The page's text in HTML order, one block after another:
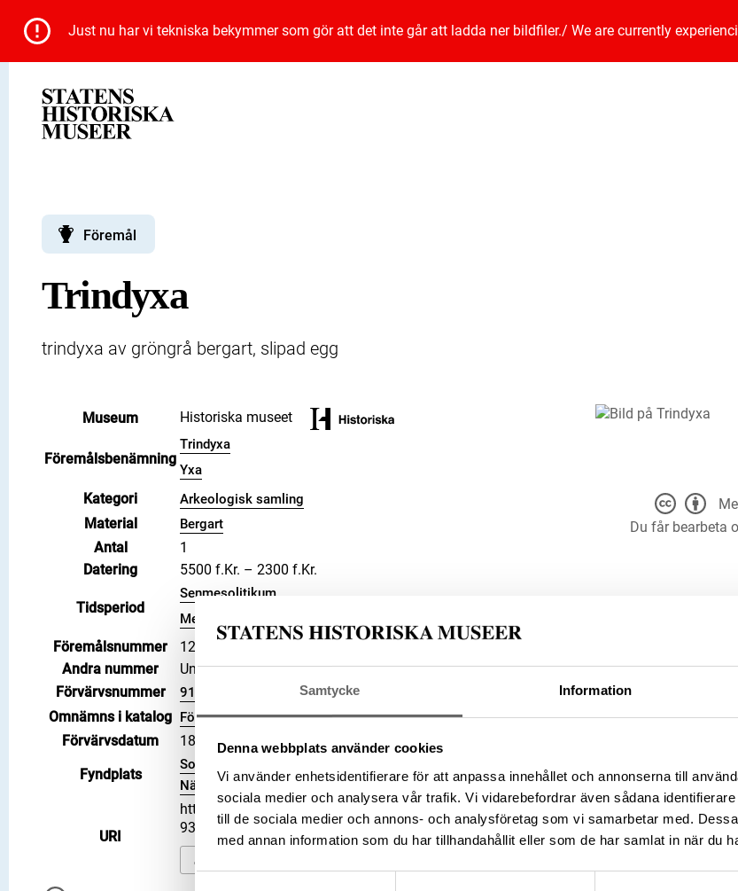
Samtycke Information
Denna webbplats använder cookies
Vi använder enhetsidentifierare för att anpassa innehållet och annonserna till
sociala medier och analysera vår trafik. Vi vidarebefordrar även sådana
till de sociala medier och annons- och analysföretag som vi samarbetar med.
med annan information som du har tillhandahållit eller som de har samlat in när du
Just nu har vi tekniska bekymmer som gör att det inte går att ladda ner bildfiler./ We are currently
Föremål
Trindyxa
trindyxa av gröngrå bergart, slipad egg
Museum Historiska museet
Föremålsbenämning
Trindyxa
Yxa
Kategori Arkeologisk samling
Material Bergart
Antal
1
Datering
5500 f.Kr. – 2300 f.Kr.
Tidsperiod
Senmesolitikum
Mellanneolitikum
Föremålsnummer
1227501_HST
Andra nummer
Undernummer: 762
Förvärvsnummer
9170
Omnämns i katalog Förvärv: 9170 på Catview
Förvärvsdatum
1893
Fyndplats
Socken: Hallsberg socken, Kommun: Hallsberg kommun, Landskap:
Närke, Land: Sverige
URI
https://samlingar.shm.se/object/7F106DD9-7D03-4101-9567-
938483B98095
Du får bearbeta